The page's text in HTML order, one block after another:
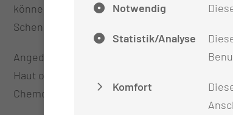
können wir die Entwicklung sofort im
Schenk, Leiter des iCampµs-Verbundes, die
Angedacht ist zudem die Entwicklung neuer
Haut oder in Körperflüssigkeiten
Chemotherapien für Krebspatienten
Notwendig
Statistik/Analyse
Komfort